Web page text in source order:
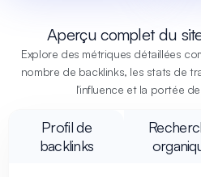
Aperçu complet du
Explore des métriques détaillées
nombre de backlinks, les stats de
l'influence et la portée
Profil de
backlinks